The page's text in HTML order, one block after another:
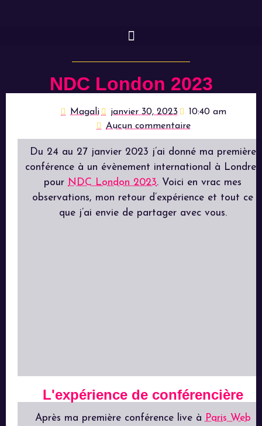
NDC London 2023
Magali janvier 30, 2023
10:40 am
Aucun commentaire
Du 24 au 27 janvier 2023 j’ai donné ma première
conférence à un évènement international à Londres
pour NDC London 2023. Voici en vrac mes
observations, mon retour d’expérience et tout ce
que j’ai envie de partager avec vous.
L'expérience de conférencière
Après ma première conférence live à Paris Web